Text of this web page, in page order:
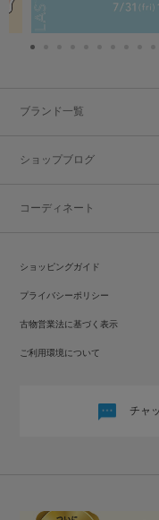
ブランド一覧
ショップブログ
コーディネート
ショッピングガイド
プライバシーポリシー
古物営業法に基づく表示
ご利用環境について
チャ